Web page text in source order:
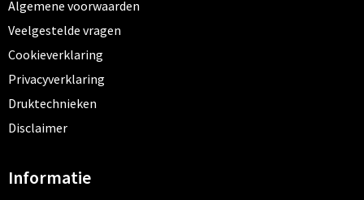
Algemene voorwaarden
Veelgestelde vragen
Cookieverklaring
Privacyverklaring
Druktechnieken
Disclaimer
Informatie